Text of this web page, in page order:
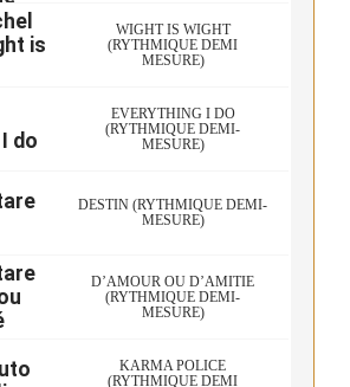
WIGHT IS WIGHT
(RYTHMIQUE DEMI
MESURE)
EVERYTHING I DO
(RYTHMIQUE DEMI-
MESURE)
DESTIN (RYTHMIQUE DEMI-
MESURE)
D’AMOUR OU D’AMITIÉ
(RYTHMIQUE DEMI-
MESURE)
KARMA POLICE
(RYTHMIQUE DEMI